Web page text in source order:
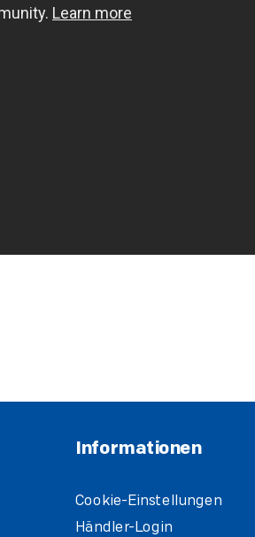
Informationen
Cookie-Einstellungen
Händler-Login